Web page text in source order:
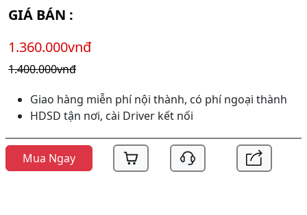
GIÁ BÁN :
1.360.000vnđ
1.400.000vnđ
Giao hàng miễn phí nội thành, có phí ngoại thành
HDSD tận nơi, cài Driver kết nối
Mua Ngay